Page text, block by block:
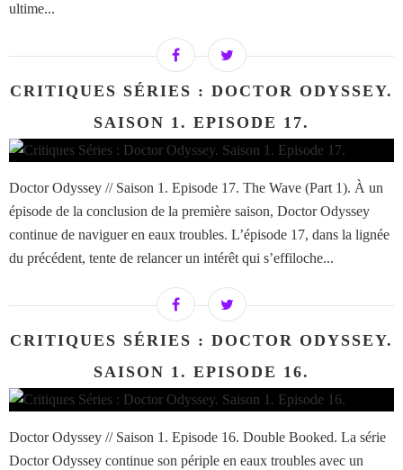
ultime...
CRITIQUES SÉRIES : DOCTOR ODYSSEY.
SAISON 1. EPISODE 17.
Doctor Odyssey // Saison 1. Episode 17. The Wave (Part 1). À un
épisode de la conclusion de la première saison, Doctor Odyssey
continue de naviguer en eaux troubles. L’épisode 17, dans la lignée
du précédent, tente de relancer un intérêt qui s’effiloche...
CRITIQUES SÉRIES : DOCTOR ODYSSEY.
SAISON 1. EPISODE 16.
Doctor Odyssey // Saison 1. Episode 16. Double Booked. La série
Doctor Odyssey continue son périple en eaux troubles avec un